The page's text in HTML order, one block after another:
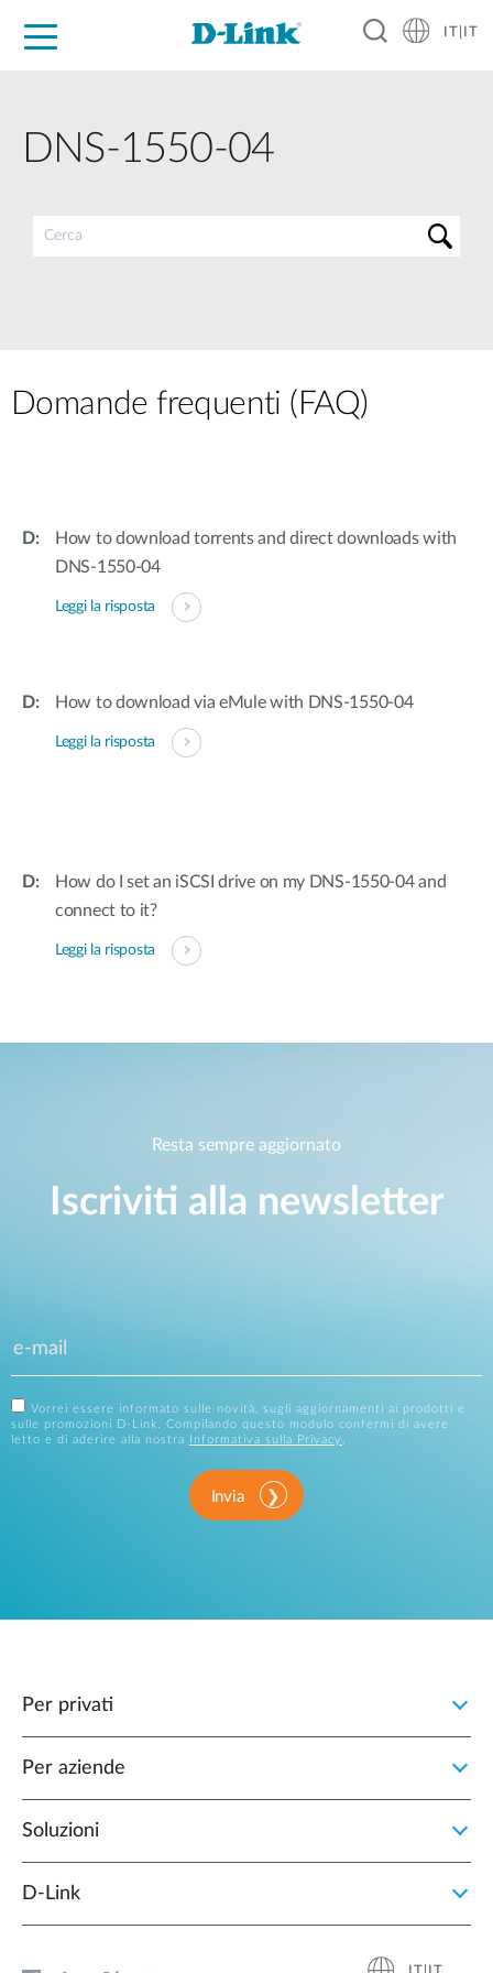
IT|IT
DNS-1550-04
Domande frequenti (FAQ)
How to download torrents and direct downloads with
DNS-1550-04
Leggi la risposta
How to download via eMule with DNS-1550-04
Leggi la risposta
How do I set an iSCSI drive on my DNS-1550-04 and
connect to it?
Leggi la risposta
Resta sempre aggiornato
Iscriviti alla newsletter
Vorrei essere informato sulle novità, sugli aggiornamenti ai prodotti e
sulle promozioni D-Link. Compilando questo modulo confermi di avere
letto e di aderire alla nostra
Informativa sulla Privacy .
Invia
Per privati
Per aziende
Soluzioni
D‑Link